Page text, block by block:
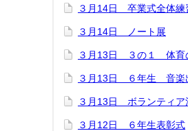
３月14日 卒業式全体
３月14日 ノート展
３月13日 ３の１ 体育
３月13日 ６年生 音楽
３月13日 ボランティア
３月12日 ６年生表彰式